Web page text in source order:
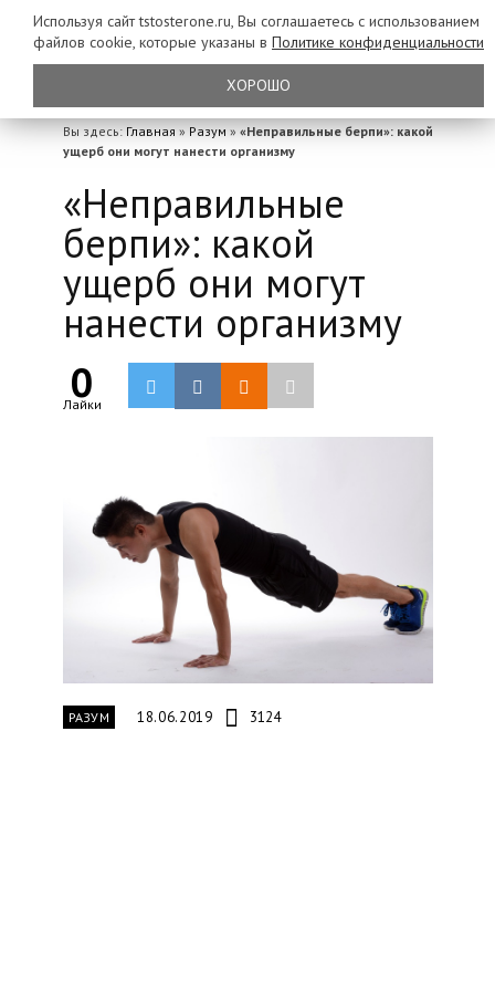
Вы здесь: Главная » Разум » «Неправильные берпи»: какой
ущерб они могут нанести организму
«Неправильные
берпи»: какой
ущерб они могут
нанести организму
0
Лайки
РАЗУМ 18.06.2019 3124
Используя сайт tstosterone.ru, Вы соглашаетесь с использованием
файлов cookie, которые указаны в Политике конфиденциальности
ХОРОШО